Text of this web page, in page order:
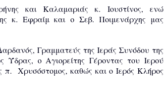
και Καλαμαριάς κ. Ιουστίνος, ενώ
κ. Εφραίμ και ο Σεβ. Ποιμενάρχης μας
Γραμματεύς της Ιεράς Συνόδου της
Ύδρας, ο Αγιορείτης Γέροντας του Ιερού
Χρυσόστομος, καθώς και ο Ιερός Κλήρος